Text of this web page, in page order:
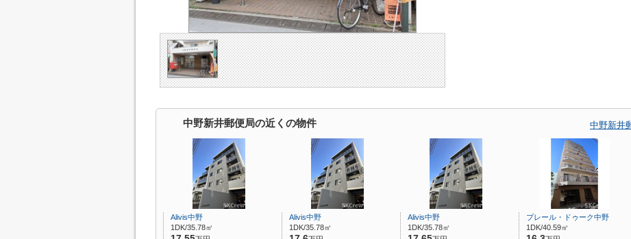
中野新井郵便局の近くの物件 中野新井
Alivis中野
1DK/35.78㎡
Alivis中野
1DK/35.78㎡
Alivis中野
1DK/35.78㎡
プレール・ドゥーク中野
1DK/40.59㎡